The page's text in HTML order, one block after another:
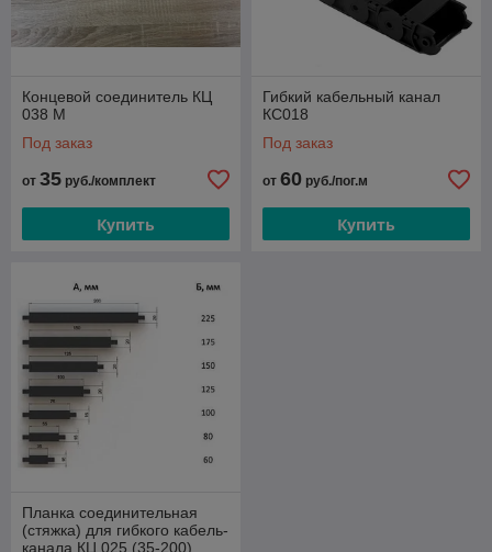
Концевой соединитель КЦ
038 М
Под заказ
от 35 руб./комплект
Купить
Гибкий кабельный канал
КС018
Под заказ
от 60 руб./пог.м
Купить
Планка соединительная
(стяжка) для гибкого кабель-
канала КЦ 025 (35-200)